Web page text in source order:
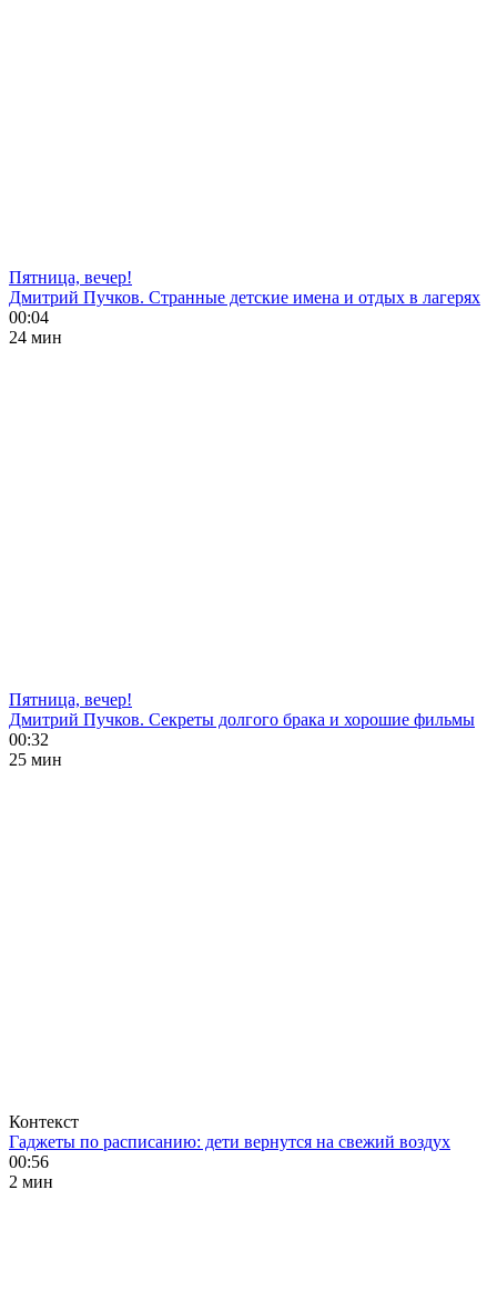
Пятница, вечер!
Дмитрий Пучков. Странные детские имена и отдых в лагерях
00:04
24 мин
Пятница, вечер!
Дмитрий Пучков. Секреты долгого брака и хорошие фильмы
00:32
25 мин
Контекст
Гаджеты по расписанию: дети вернутся на свежий воздух
00:56
2 мин